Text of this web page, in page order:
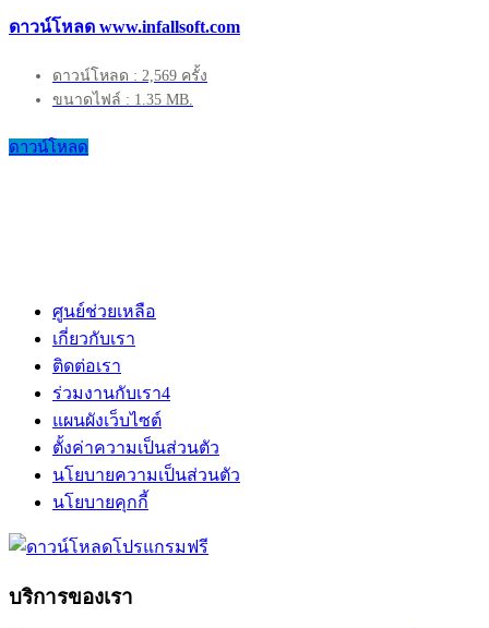
ดาวน์โหลด www.infallsoft.com
ดาวน์โหลด : 2,569 ครั้ง
ขนาดไฟล์ : 1.35 MB.
ดาวน์โหลด
ศูนย์ช่วยเหลือ
เกี่ยวกับเรา
ติดต่อเรา
ร่วมงานกับเรา4
แผนผังเว็บไซต์
ตั้งค่าความเป็นส่วนตัว
นโยบายความเป็นส่วนตัว
นโยบายคุกกี้
บริการของเรา